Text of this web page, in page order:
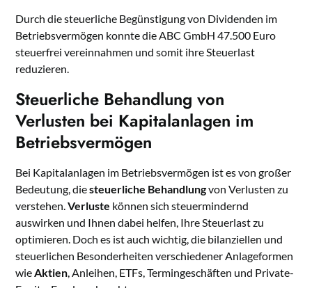
Durch die steuerliche Begünstigung von Dividenden im
Betriebsvermögen konnte die ABC GmbH 47.500 Euro
steuerfrei vereinnahmen und somit ihre Steuerlast
reduzieren.
Steuerliche Behandlung von
Verlusten bei Kapitalanlagen im
Betriebsvermögen
Bei Kapitalanlagen im Betriebsvermögen ist es von großer
Bedeutung, diesteuerliche Behandlungvon Verlusten zu
verstehen.Verluste können sich steuermindernd
auswirken und Ihnen dabei helfen, Ihre Steuerlast zu
optimieren. Doch es ist auch wichtig, die bilanziellen und
steuerlichen Besonderheiten verschiedener Anlageformen
wieAktien, Anleihen, ETFs, Termingeschäften und Private-